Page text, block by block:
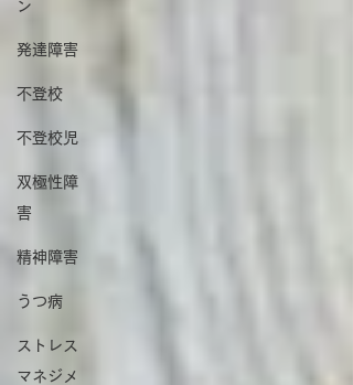
ン
発達障害
不登校
不登校児
双極性障
害
精神障害
うつ病
ストレス
マネジメ